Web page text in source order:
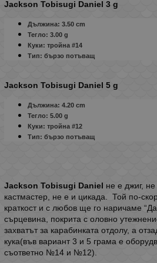
Jackson Tobisugi Daniel 3 g
Дължина: 3.50 сm
Тегло: 3.00 g
Куки: тройна #14
Тип: бързо потъващ
Jackson Tobisugi Daniel 5 g
Дължина: 4.20 сm
Тегло: 5.00 g
Куки: тройна #12
Тип: бързо потъващ
Jackson Tobisugi Daniel не е джиг,
кастмастер, не е и цикада. Той по-
краткост и с любов ще го наричаме
сърцевина, покрита с оловно
захватът за карабинката отдолу, а
кука(във вариант 3 и 5 грама е
съответно №14 и №12).